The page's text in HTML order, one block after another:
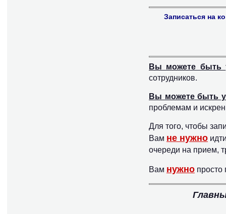
Записаться на
Вы можете быть
сотрудников.
Вы можете быть
проблемам и
Для того, чтобы
Вам не нужно
очереди на прием,
Вам нужно просто